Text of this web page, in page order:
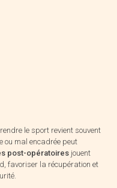
le sport revient souvent
ou mal encadrée peut
post-opératoires jouent
favoriser la récupération et